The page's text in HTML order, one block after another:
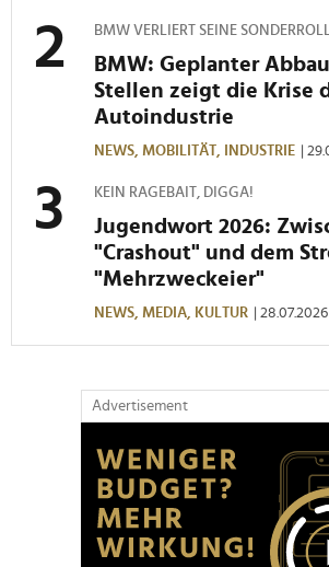
BMW VERLIERT SEINE
BMW: Geplanter
Stellen zeigt die Krise
Autoindustrie
NEWS, MOBILITÄT, INDUSTRIE |
KEIN RAGEBAIT, DIGGA!
Jugendwort 2026:
"Crashout" und dem
"Mehrzweckeier"
NEWS, MEDIA, KULTUR | 28.07.2026
Advertisement